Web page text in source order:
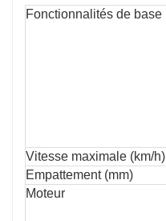
Fonctionnalités de base
Vitesse maximale (km/h)
Empattement (mm)
Moteur